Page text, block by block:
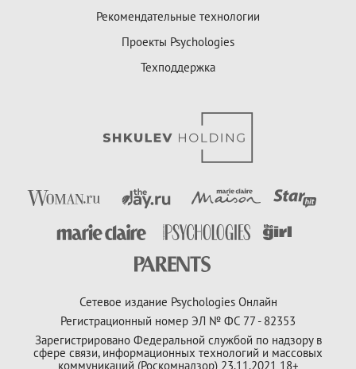
Рекомендательные технологии
Проекты Psychologies
Техподдержка
Сетевое издание Psychologies Онлайн
Регистрационный номер ЭЛ № ФС 77 - 82353
Зарегистрировано Федеральной службой по надзору в
сфере связи, информационных технологий и массовых
коммуникаций (Роскомнадзор) 23.11.2021 18+